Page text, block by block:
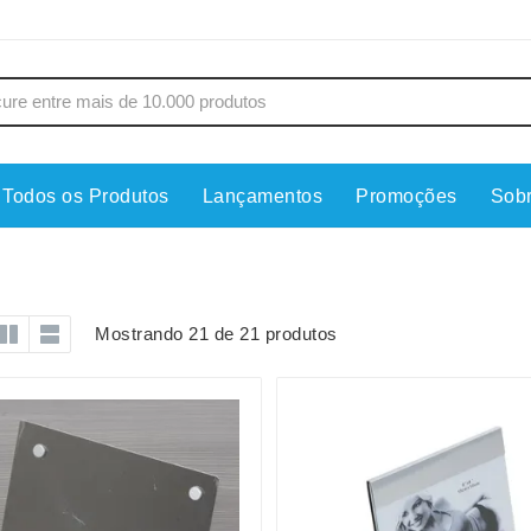
Executivos
Cuidados Pessoais
Espelhos
Esporte e Jogos
Esteiras
Fones de
Kit
Kit Queijo
Lanternas
Todos os Produtos Lançamentos Promoções
Mostrando 21 de 21 produtos